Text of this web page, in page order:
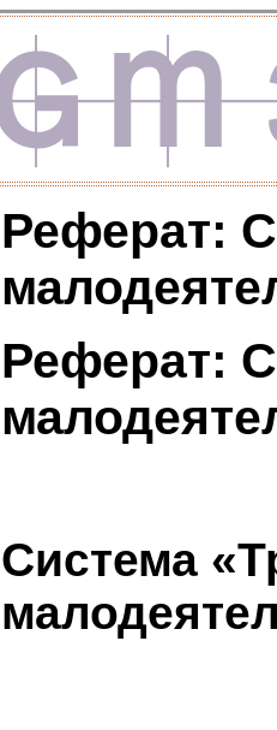
Реферат:
Реферат:
Система